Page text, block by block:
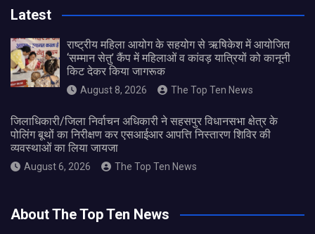
Latest
राष्ट्रीय महिला आयोग के सहयोग से ऋषिकेश में आयोजित
‘सम्मान सेतु’ कैंप में महिलाओं व कांवड़ यात्रियों को कानूनी
किट देकर किया जागरूक
August 8, 2026 The Top Ten News
जिलाधिकारी/जिला निर्वाचन अधिकारी ने सहसपुर विधानसभा क्षेत्र के
पोलिंग बूथों का निरीक्षण कर एसआईआर आपत्ति निस्तारण शिविर की
व्यवस्थाओं का लिया जायजा
August 6, 2026 The Top Ten News
About The Top Ten News